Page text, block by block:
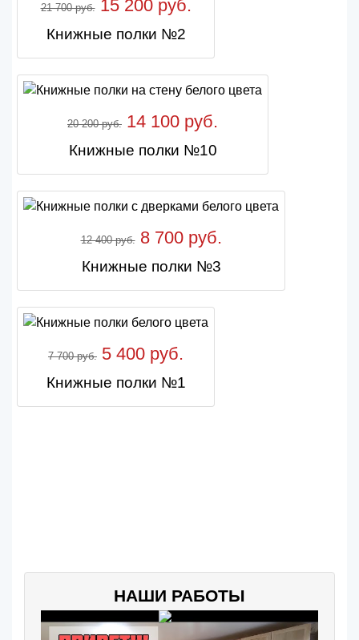
21 700 руб.15 200 руб.
Книжные полки №2
20 200 руб. 14 100 руб.
Книжные полки №10
12 400 руб.8 700 руб.
Книжные полки №3
7 700 руб. 5 400 руб.
Книжные полки №1
НАШИ РАБОТЫ